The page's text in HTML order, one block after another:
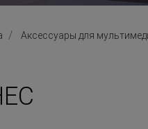
Аксессуары для